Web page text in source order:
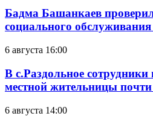
Бадма Башанкаев
социального
6 августа 16:00
В с.Раздольное
местной жительницы
6 августа 14:00